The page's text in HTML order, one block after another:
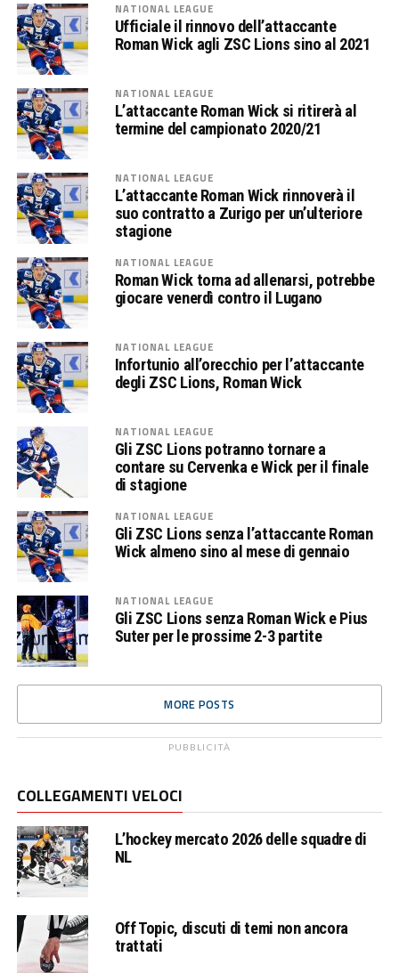
NATIONAL LEAGUE
Ufficiale il rinnovo dell’attaccante
Roman Wick agli ZSC Lions sino al 2021
NATIONAL LEAGUE
L’attaccante Roman Wick si ritirerà al
termine del campionato 2020/21
NATIONAL LEAGUE
L’attaccante Roman Wick rinnoverà il
suo contratto a Zurigo per un’ulteriore
stagione
NATIONAL LEAGUE
Roman Wick torna ad allenarsi, potrebbe
giocare venerdì contro il Lugano
NATIONAL LEAGUE
Infortunio all’orecchio per l’attaccante
degli ZSC Lions, Roman Wick
NATIONAL LEAGUE
Gli ZSC Lions potranno tornare a
contare su Cervenka e Wick per il finale
di stagione
NATIONAL LEAGUE
Gli ZSC Lions senza l’attaccante Roman
Wick almeno sino al mese di gennaio
NATIONAL LEAGUE
Gli ZSC Lions senza Roman Wick e Pius
Suter per le prossime 2-3 partite
MORE POSTS
PUBBLICITÀ
COLLEGAMENTI VELOCI
L’hockey mercato 2026 delle squadre di
NL
Off Topic, discuti di temi non ancora
trattati